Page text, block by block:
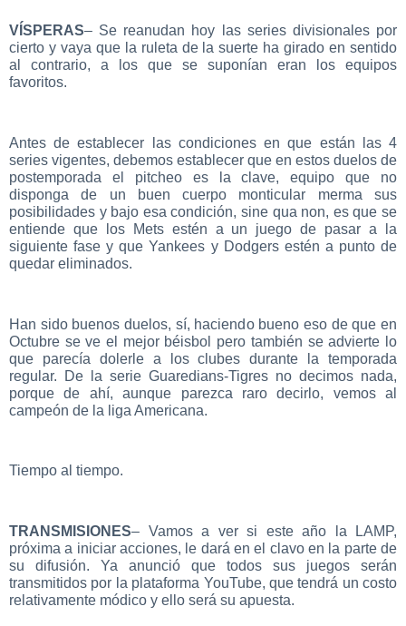
VÍSPERAS– Se reanudan hoy las series divisionales por
cierto y vaya que la ruleta de la suerte ha girado en sentido
al contrario, a los que se suponían eran los equipos
favoritos.
Antes de establecer las condiciones en que están las 4
series vigentes, debemos establecer que en estos duelos de
postemporada el pitcheo es la clave, equipo que no
disponga de un buen cuerpo monticular merma sus
posibilidades y bajo esa condición, sine qua non, es que se
entiende que los Mets estén a un juego de pasar a la
siguiente fase y que Yankees y Dodgers estén a punto de
quedar eliminados.
Han sido buenos duelos, sí, haciendo bueno eso de que en
Octubre se ve el mejor béisbol pero también se advierte lo
que parecía dolerle a los clubes durante la temporada
regular. De la serie Guaredians-Tigres no decimos nada,
porque de ahí, aunque parezca raro decirlo, vemos al
campeón de la liga Americana.
Tiempo al tiempo.
TRANSMISIONES– Vamos a ver si este año la LAMP,
próxima a iniciar acciones, le dará en el clavo en la parte de
su difusión. Ya anunció que todos sus juegos serán
transmitidos por la plataforma YouTube, que tendrá un costo
relativamente módico y ello será su apuesta.